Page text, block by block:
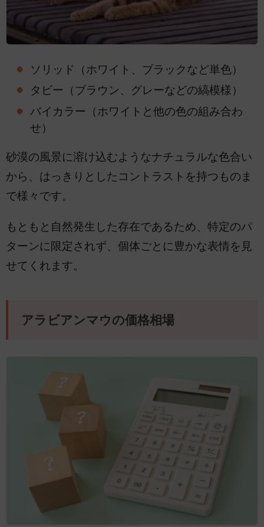
ソリッド（ホワイト、ブラックなど単色）
タビー（ブラウン、グレーなどの縞模様）
バイカラー（ホワイトと他の色の組み合わ
せ）
砂漠の風景に溶け込むようなナチュラルな色合い
から、はっきりとしたコントラストを持つものま
で様々です。
もともと自然発生した存在であるため、特定のパ
ターンに限定されず、個体ごとに豊かな表情を見
せてくれます。
アラビアンマウの価格相場